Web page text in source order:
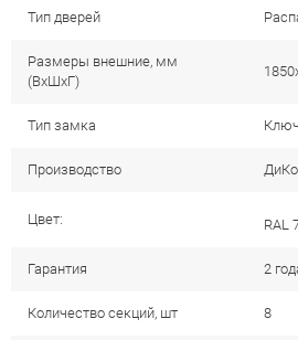
Тип дверей
Размеры внешние, мм
(ВхШхГ)
Тип замка
Производство
Цвет: RAL
Гарантия 2
Количество секций, шт 8